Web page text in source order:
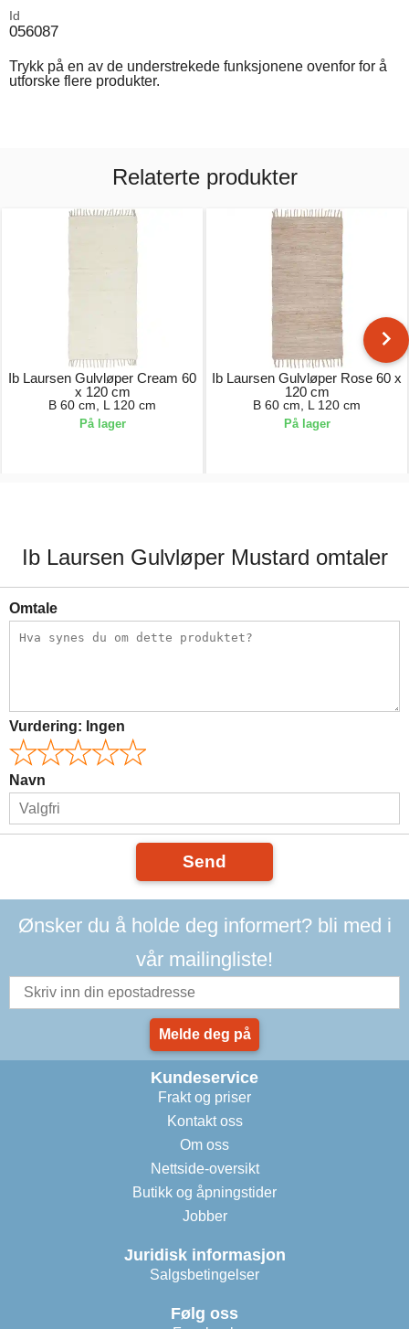
Id
056087
Trykk på en av de understrekede funksjonene ovenfor for å
utforske flere produkter.
Relaterte produkter
Ib Laursen Gulvløper Cream 60
x 120 cm
B 60 cm, L 120 cm
På lager
Ib Laursen Gulvløper Rose 60 x
120 cm
B 60 cm, L 120 cm
På lager
Ib Laursen Gulvløper Mustard omtaler
Omtale
Vurdering: Ingen
Navn
Send
Ønsker du å holde deg informert? bli med i
vår mailingliste!
Melde deg på
Kundeservice
Frakt og priser
Kontakt oss
Om oss
Nettside-oversikt
Butikk og åpningstider
Jobber
Juridisk informasjon
Salgsbetingelser
Følg oss